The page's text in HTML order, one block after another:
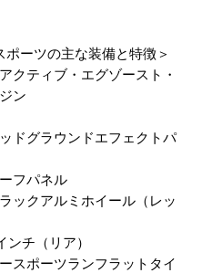
ーツの主な装備と特徴＞
クティブ・エグゾースト・
ン
ドグラウンドエフェクトパ
フパネル
ックアルミホイール（レッ
チ（リア）
スポーツランフラットタイ